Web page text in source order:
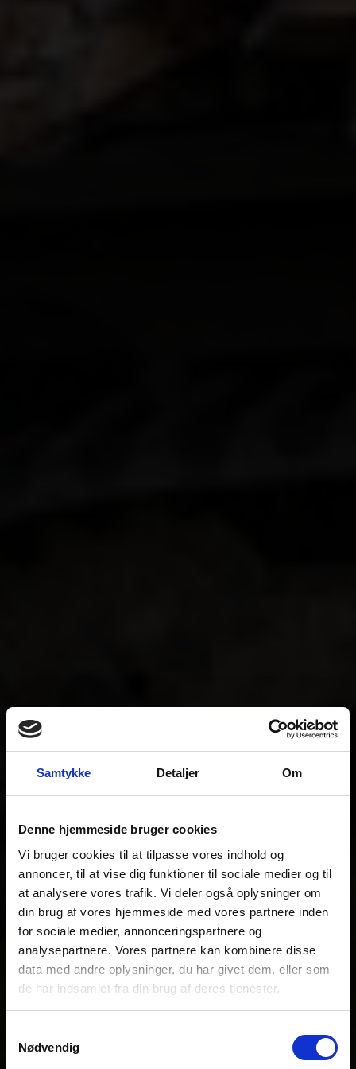
Samtykke Detaljer Om
Denne hjemmeside bruger cookies
Vi bruger cookies til at tilpasse vores indhold og
annoncer, til at vise dig funktioner til sociale medier og til
at analysere vores trafik. Vi deler også oplysninger om
din brug af vores hjemmeside med vores partnere inden
for sociale medier, annonceringspartnere og
analysepartnere. Vores partnere kan kombinere disse
data med andre oplysninger, du har givet dem, eller som
de har indsamlet fra din brug af deres tjenester.
Nødvendig